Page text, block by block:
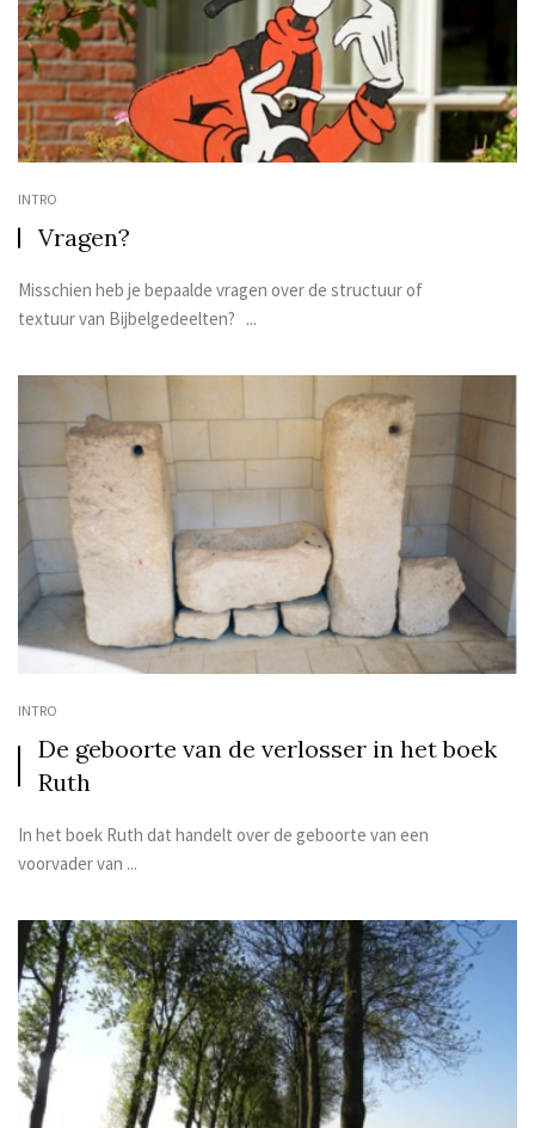
INTRO
Vragen?
Misschien heb je bepaalde vragen over de structuur of
textuur van Bijbelgedeelten? ...
INTRO
De geboorte van de verlosser in het boek
Ruth
In het boek Ruth dat handelt over de geboorte van een
voorvader van ...